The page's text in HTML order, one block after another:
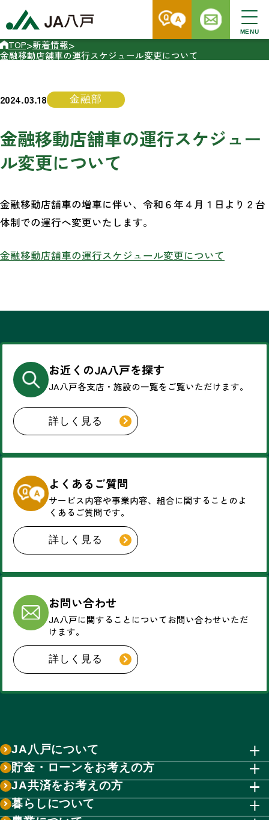
MENU
TOP>新着情報>
金融移動店舗車の運行スケジュール変更について
2024.03.18 金融部
金融移動店舗車の運行スケジュー
ル変更について
金融移動店舗車の増車に伴い、令和６年４月１日より２台
体制での運行へ変更いたします。
金融移動店舗車の運行スケジュール変更について
お近くのJA八戸を探す
JA八戸各支店・施設の一覧をご覧いただけます。
詳しく見る
よくあるご質問
サービス内容や事業内容、組合に関することのよ
くあるご質問です。
詳しく見る
お問い合わせ
JA八戸に関することについてお問い合わせいただ
けます。
詳しく見る
JA八戸について
貯金・ローンをお考えの方
JA共済をお考えの方
暮らしについて